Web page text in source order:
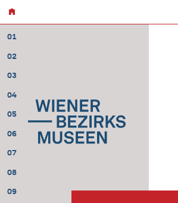
01
02
03
04
05
06
07
08
09